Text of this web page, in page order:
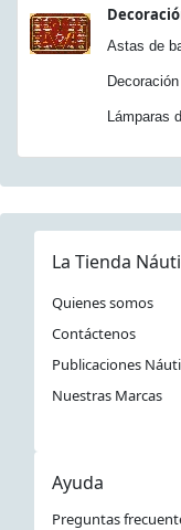
Astas de
Lámparas
La Tienda
Quienes somos
Contáctenos
Publicaciones
Nuestras Marcas
Ayuda
Preguntas